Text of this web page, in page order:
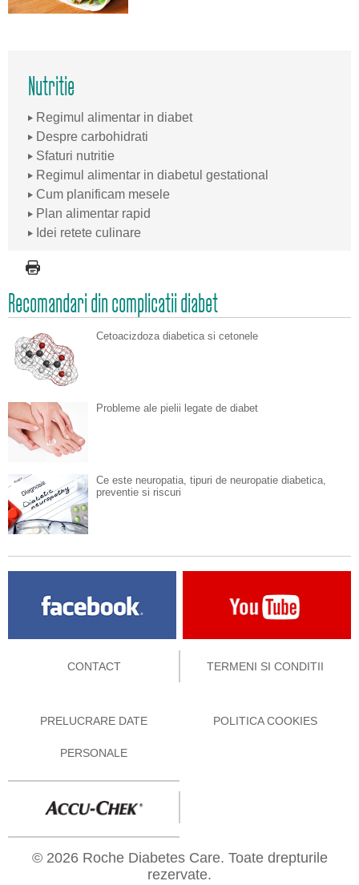
Nutritie
Regimul alimentar in diabet
Despre carbohidrati
Sfaturi nutritie
Regimul alimentar in diabetul gestational
Cum planificam mesele
Plan alimentar rapid
Idei retete culinare
Recomandari din complicatii diabet
Cetoacizdoza diabetica si cetonele
Probleme ale pielii legate de diabet
Ce este neuropatia, tipuri de neuropatie diabetica,
preventie si riscuri
CONTACT TERMENI SI CONDITII
PRELUCRARE DATE
PERSONALE
POLITICA COOKIES
© 2026 Roche Diabetes Care. Toate drepturile
rezervate.